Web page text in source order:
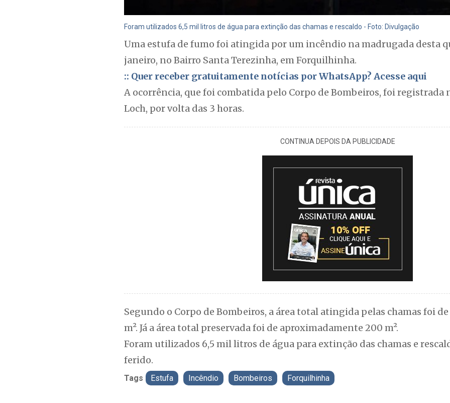
Foram utilizados 6,5 mil litros de água para extinção das chamas e rescaldo - Foto: Divulgação
Uma estufa de fumo foi atingida por um incêndio na madrugada desta
janeiro, no Bairro Santa Terezinha, em Forquilhinha.
:: Quer receber gratuitamente notícias por WhatsApp? Acesse aqui
A ocorrência, que foi combatida pelo Corpo de Bombeiros, foi registrada
Loch, por volta das 3 horas.
CONTINUA DEPOIS DA PUBLICIDADE
Segundo o Corpo de Bombeiros, a área total atingida pelas chamas foi
m². Já a área total preservada foi de aproximadamente 200 m².
Foram utilizados 6,5 mil litros de água para extinção das chamas e
ferido.
Tags Estufa Incêndio Bombeiros Forquilhinha